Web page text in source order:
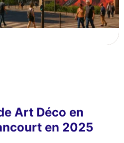
Art Déco en
en 2025